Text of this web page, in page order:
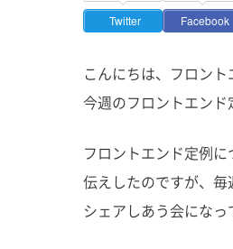
Twitter Facebook
こんにちは、フロン
今週のフロントエンド
フロントエンド定例
伝えしたのですが、 毎
シェアしあう会になっ